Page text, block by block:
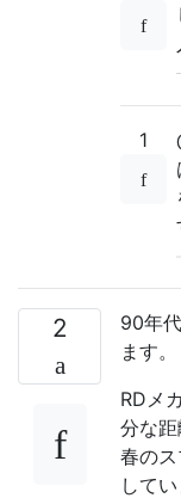
1
2
90年
ます。
RDメ
分な距
春の
して